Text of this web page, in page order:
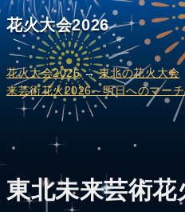
花火大会2026
花火大会2026→東北の花火大会
来芸術花火2026～明日へのマー
東北未来芸術花